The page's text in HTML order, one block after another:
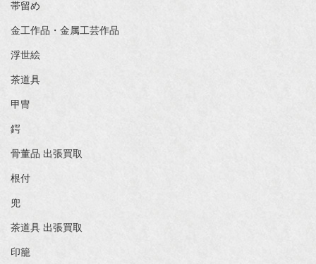
帯留め
金工作品・金属工芸作品
浮世絵
茶道具
甲冑
鍔
骨董品 出張買取
根付
兜
茶道具 出張買取
印籠